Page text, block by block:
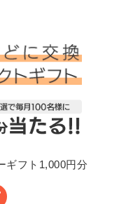
ギフト1,000円分